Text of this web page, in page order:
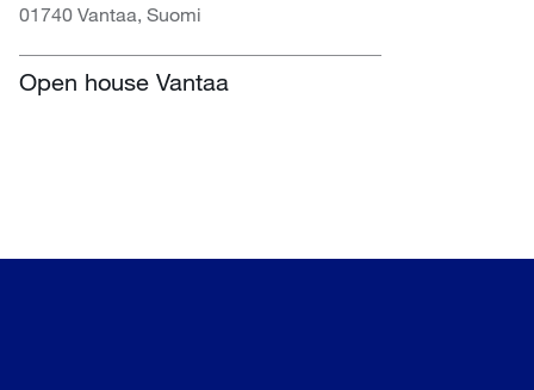
01740 Vantaa, Suomi
Open house Vantaa